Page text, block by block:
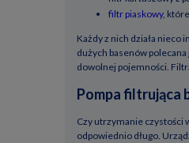
filtr piaskowy,
Każdy z nich działa
dużych basenów
dowolnej pojemności.
Pompa filtrująca
Czy utrzymanie czystości
odpowiednio długo.